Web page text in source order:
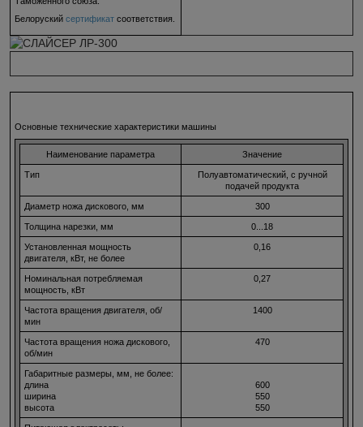
Белоруский сертификат соответствия.
Основные технические характеристики машины
Наименование параметра Значение
Тип
Полуавтоматический, с ручной
подачей продукта
Диаметр ножа дискового, мм 300
Толщина нарезки, мм 0...18
Установленная мощность
двигателя, кВт, не более
0,16
Номинальная потребляемая
мощность, кВт
0,27
Частота вращения двигателя, об/
мин
1400
Частота вращения ножа дискового,
об/мин
470
Габаритные размеры, мм, не более:
длина
ширина
высота
600
550
550